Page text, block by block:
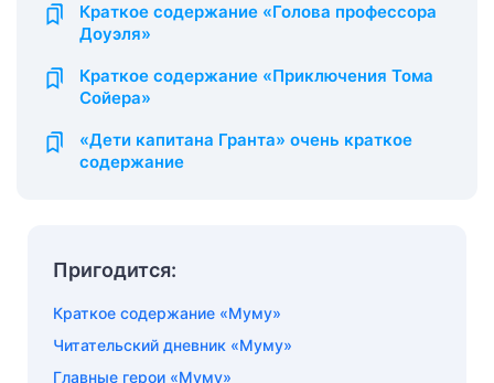
Краткое содержание «Голова профессора
Доуэля»
Краткое содержание «Приключения Тома
Сойера»
«Дети капитана Гранта» очень краткое
содержание
Пригодится:
Краткое содержание «Муму»
Читательский дневник «Муму»
Главные герои «Муму»